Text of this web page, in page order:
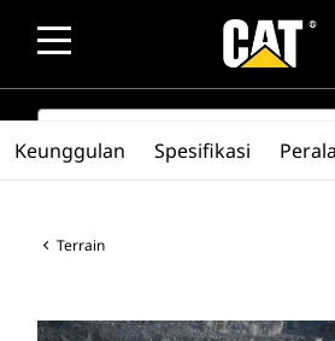
SEARCH
Terrain
Keunggulan Spesifikasi